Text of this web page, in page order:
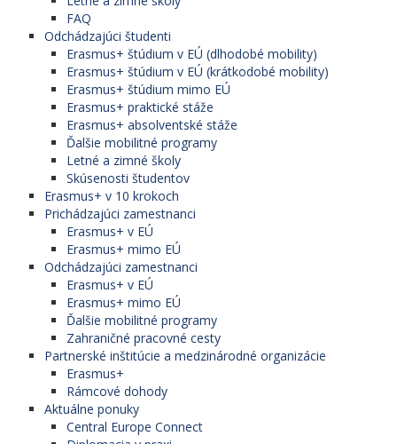
FAQ
Odchádzajúci študenti
Erasmus+ štúdium v EÚ (dlhodobé mobility)
Erasmus+ štúdium v EÚ (krátkodobé mobility)
Erasmus+ štúdium mimo EÚ
Erasmus+ praktické stáže
Erasmus+ absolventské stáže
Ďalšie mobilitné programy
Letné a zimné školy
Skúsenosti študentov
Erasmus+ v 10 krokoch
Prichádzajúci zamestnanci
Erasmus+ v EÚ
Erasmus+ mimo EÚ
Odchádzajúci zamestnanci
Erasmus+ v EÚ
Erasmus+ mimo EÚ
Ďalšie mobilitné programy
Zahraničné pracovné cesty
Partnerské inštitúcie a medzinárodné organizácie
Erasmus+
Rámcové dohody
Aktuálne ponuky
Central Europe Connect